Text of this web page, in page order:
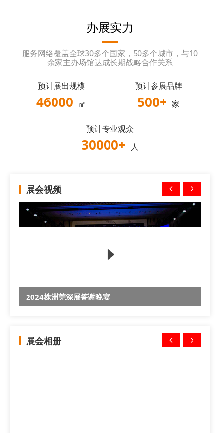
办展实力
服务网络覆盖全球30多个国家，50多个城市，与10
余家主办场馆达成长期战略合作关系
预计展出规模
46000 ㎡
预计参展品牌
500+ 家
预计专业观众
30000+ 人
展会视频
2024株洲莞深展答谢晚宴
展会相册